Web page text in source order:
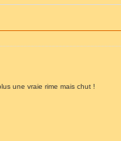
une vraie rime mais chut !